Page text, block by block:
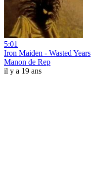
5:01
Iron Maiden - Wasted Years
Manon de Rep
il y a 19 ans